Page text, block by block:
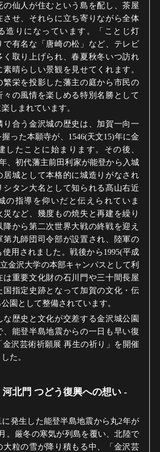
の仙人が住むという島を配し、茶屋
させ、それらに立ち寄りながら全体
造りになっています。「ことじ灯
で有名な「唐崎の松」など、テレビ
く取り上げられ、春夏秋冬いつ訪れ
素晴らしい景観を見せてくれます。
繁栄を投影した藩主の庭から市民の
々の風情を楽しめる特別名勝として
しまれています。
合う金沢城の歴史は、加賀一向一
った本願寺が、1546(天文15)年に金
したことに始まります。その後、
、初代藩主前田利家が能登から入城
居城として本格的に城造りがなされ
シタン大名として知られる髙山右近
の指導を仰いだと伝えられていま
災など、幾度もの焼失と再建を繰り
降から第二次世界大戦の終戦を迎え
第九師団司令部が設置され、陸軍の
用されました。戦後から1995(平成
金沢大学の本部キャンパスとして利
は重要文化財の石川門や三十間長屋
国指定史跡となって加賀の文化・伝
園として整備されています。
歴史と文化が交差する金沢城公園
、能登半島地震からの一日も早い復
金沢芸術祈願展 再生の祈り」を開催
た。
河北門 つどう復興への想い-
発生した能登半島地震から丸2年が
。厳冬の寒気が列島を覆い、北陸で
大粒の雪が降り積もる中、「金沢芸